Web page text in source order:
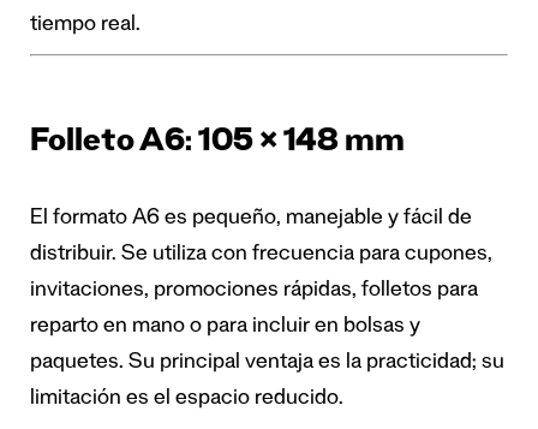
tiempo real.
Folleto A6: 105 × 148 mm
El formato A6 es pequeño, manejable y fácil de
distribuir. Se utiliza con frecuencia para cupones,
invitaciones, promociones rápidas, folletos para
reparto en mano o para incluir en bolsas y
paquetes. Su principal ventaja es la practicidad; su
limitación es el espacio reducido.